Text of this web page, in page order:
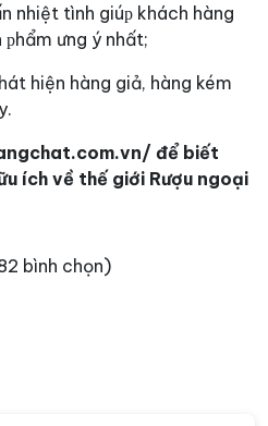
nhiệt tình giúр khách hàng
ưng ý nhất;
hiện hàng giả, hàng kém
để biết
ích về thế giới Rượu ngoại
bình chọn)